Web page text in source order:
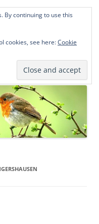
Kirchhoff
springen
By continuing to use this
cookies, see here:Cookie